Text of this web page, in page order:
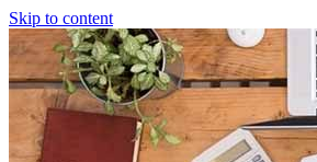
Skip to content